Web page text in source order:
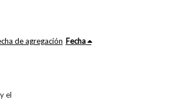
de agregación Fecha
el